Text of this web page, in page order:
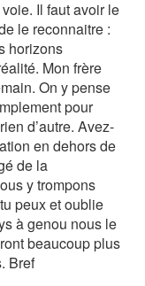
Il faut avoir le
le reconnaitre :
horizons
Mon frère
On y pense
pour
d’autre. Avez-
en dehors de
de la
y trompons
peux et oublie
à genou nous le
beaucoup plus
Bref